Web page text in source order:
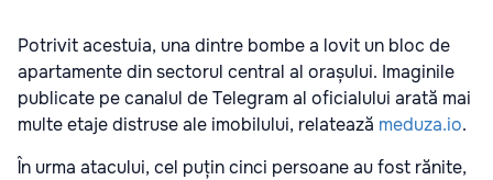
Potrivit acestuia, una dintre bombe a lovit un bloc de
apartamente din sectorul central al orașului. Imaginile
publicate pe canalul de Telegram al oficialului arată mai
multe etaje distruse ale imobilului, relatează meduza.io.
În urma atacului, cel puțin cinci persoane au fost rănite,